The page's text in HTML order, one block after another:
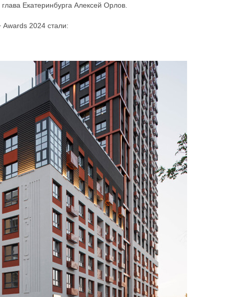
Екатеринбурга Алексей Орлов.
2024 стали: